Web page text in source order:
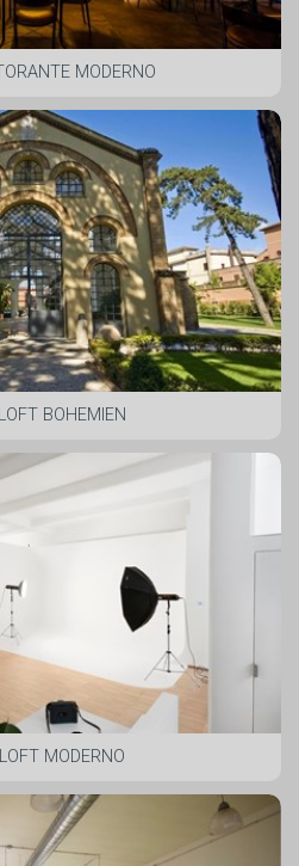
MODERNO
LOFT BOHEMIEN
LOFT MODERNO